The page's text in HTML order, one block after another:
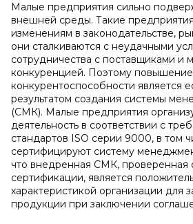
Малые предприятия сильно
внешней среды. Такие
изменениям в законодательстве,
они сталкиваются с неудачными
сотрудничества с поставщиками и
конкуренцией. Поэтому повышение
конкурентоспособности является
результатом создания системы
(СМК). Малые предприятия
деятельность в соответствии с
стандартов ISO серии 9000, в том
сертифицируют систему
что внедренная СМК, проверенная
сертификации, является
характеристикой организации для
продукции при заключении